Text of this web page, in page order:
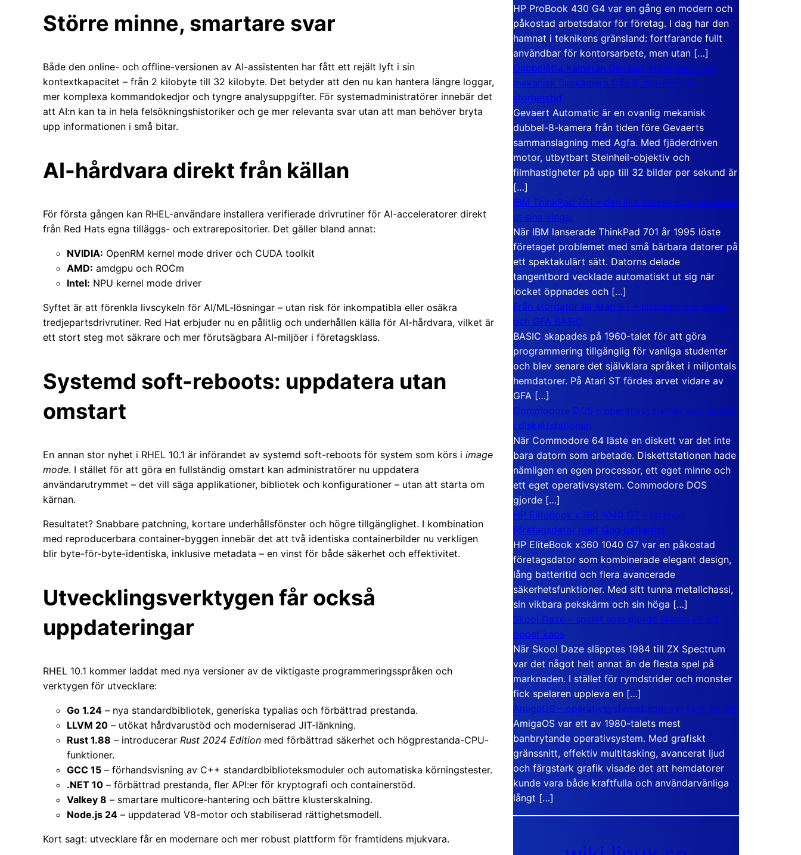
Större minne, smartare svar
Både den online- och offline-versionen av AI-assistenten har fått ett rejält lyft i sin
kontextkapacitet – från 2 kilobyte till 32 kilobyte. Det betyder att den nu kan hantera längre loggar,
mer komplexa kommandokedjor och tyngre analysuppgifter. För systemadministratörer innebär det
att AI:n kan ta in hela felsökningshistoriker och ge mer relevanta svar utan att man behöver bryta
upp informationen i små bitar.
AI-hårdvara direkt från källan
För första gången kan RHEL-användare installera verifierade drivrutiner för AI-acceleratorer direkt
från Red Hats egna tilläggs- och extrarepositorier. Det gäller bland annat:
NVIDIA: OpenRM kernel mode driver och CUDA toolkit
AMD: amdgpu och ROCm
Intel: NPU kernel mode driver
Syftet är att förenkla livscykeln för AI/ML-lösningar – utan risk för inkompatibla eller osäkra
tredjepartsdrivrutiner. Red Hat erbjuder nu en pålitlig och underhållen källa för AI-hårdvara, vilket är
ett stort steg mot säkrare och mer förutsägbara AI-miljöer i företagsklass.
Systemd soft-reboots: uppdatera utan
omstart
En annan stor nyhet i RHEL 10.1 är införandet av systemd soft-reboots för system som körs i image
mode. I stället för att göra en fullständig omstart kan administratörer nu uppdatera
användarutrymmet – det vill säga applikationer, bibliotek och konfigurationer – utan att starta om
kärnan.
Resultatet? Snabbare patchning, kortare underhållsfönster och högre tillgänglighet. I kombination
med reproducerbara container-byggen innebär det att två identiska containerbilder nu verkligen
blir byte-för-byte-identiska, inklusive metadata – en vinst för både säkerhet och effektivitet.
Utvecklingsverktygen får också
uppdateringar
RHEL 10.1 kommer laddat med nya versioner av de viktigaste programmeringsspråken och
verktygen för utvecklare:
Go 1.24 – nya standardbibliotek, generiska typalias och förbättrad prestanda.
LLVM 20 – utökat hårdvarustöd och moderniserad JIT-länkning.
Rust 1.88 – introducerar Rust 2024 Edition med förbättrad säkerhet och högprestanda-CPU-
funktioner.
GCC 15 – förhandsvisning av C++ standardbiblioteksmoduler och automatiska körningstester.
.NET 10 – förbättrad prestanda, fler API:er för kryptografi och containerstöd.
Valkey 8 – smartare multicore-hantering och bättre klusterskalning.
Node.js 24 – uppdaterad V8-motor och stabiliserad rättighetsmodell.
Kort sagt: utvecklare får en modernare och mer robust plattform för framtidens mjukvara.
HP ProBook 430 G4 var en gång en modern och
påkostad arbetsdator för företag. I dag har den
hamnat i teknikens gränsland: fortfarande fullt
användbar för kontorsarbete, men utan […]
Dubbelåtta Kameran Gevaert Automatic – en
mekanisk filmkamera från 8 mm-filmens
storhetstid
Gevaert Automatic är en ovanlig mekanisk
dubbel-8-kamera från tiden före Gevaerts
sammanslagning med Agfa. Med fjäderdriven
motor, utbytbart Steinheil-objektiv och
filmhastigheter på upp till 32 bilder per sekund är
[…]
IBM ThinkPad 701 – den lilla datorn som vecklade
ut sina vingar
När IBM lanserade ThinkPad 701 år 1995 löste
företaget problemet med små bärbara datorer på
ett spektakulärt sätt. Datorns delade
tangentbord vecklade automatiskt ut sig när
locket öppnades och […]
Från stordator till Atari ST – historien om BASIC
och GFA BASIC
BASIC skapades på 1960-talet för att göra
programmering tillgänglig för vanliga studenter
och blev senare det självklara språket i miljontals
hemdatorer. På Atari ST fördes arvet vidare av
GFA […]
Commodore DOS – operativsystemet som bodde
i diskettstationen
När Commodore 64 läste en diskett var det inte
bara datorn som arbetade. Diskettstationen hade
nämligen en egen processor, ett eget minne och
ett eget operativsystem. Commodore DOS
gjorde […]
HP EliteBook x360 1040 G7 – en lyxig
företagsdator med lång batteritid
HP EliteBook x360 1040 G7 var en påkostad
företagsdator som kombinerade elegant design,
lång batteritid och flera avancerade
säkerhetsfunktioner. Med sitt tunna metallchassi,
sin vikbara pekskärm och sin höga […]
Skool Daze – spelet som gjorde skolan till ett
öppet kaos
När Skool Daze släpptes 1984 till ZX Spectrum
var det något helt annat än de flesta spel på
marknaden. I stället för rymdstrider och monster
fick spelaren uppleva en […]
AmigaOS – operativsystemet som var före sin tid
AmigaOS var ett av 1980-talets mest
banbrytande operativsystem. Med grafiskt
gränssnitt, effektiv multitasking, avancerat ljud
och färgstark grafik visade det att hemdatorer
kunde vara både kraftfulla och användarvänliga
långt […]